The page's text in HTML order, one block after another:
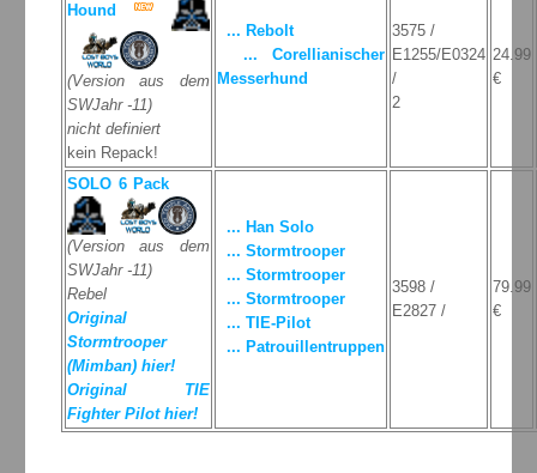
Hound
(Version aus dem
SWJahr -11)
nicht definiert
kein Repack!
... Rebolt
... Corellianischer
Messerhund
3575 /
E1255/E0324
/
2
24.99
€
SOLO 6 Pack
(Version aus dem
SWJahr -11)
Rebel
Original
Stormtrooper
(Mimban) hier!
Original TIE
Fighter Pilot hier!
... Han Solo
... Stormtrooper
... Stormtrooper
... Stormtrooper
... TIE-Pilot
... Patrouillentruppen
3598 /
E2827 /
79.99
€